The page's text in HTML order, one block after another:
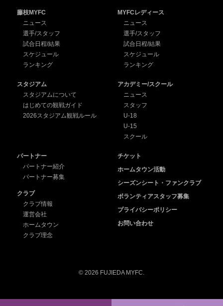
藤枝MYFC
ニュース
選手/スタッフ
試合日程/結果
スケジュール
ランキング
MYFCレディース
ニュース
選手/スタッフ
試合日程/結果
スケジュール
ランキング
スタジアム
スタジアムについて
はじめての観戦ガイド
2026スタジアム観戦ルール
アカデミー/スクール
ニュース
スタッフ
U-18
U-15
スクール
パートナー
パートナー紹介
パートナー募集
クラブ
クラブ情報
運営会社
ホームタウン
クラブ理念
チケット
ホームタウン活動
シーズンシート・ファンクラブ
ボランティアスタッフ募集
プライバシーポリシー
お問い合わせ
© 2026 FUJIEDA MYFC.